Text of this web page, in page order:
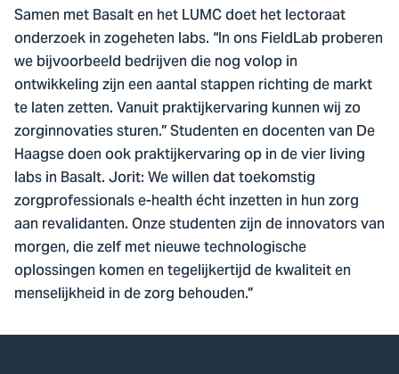
Samen met Basalt en het LUMC doet het lectoraat
onderzoek in zogeheten labs. “In ons FieldLab proberen
we bijvoorbeeld bedrijven die nog volop in
ontwikkeling zijn een aantal stappen richting de markt
te laten zetten. Vanuit praktijkervaring kunnen wij zo
zorginnovaties sturen.” Studenten en docenten van De
Haagse doen ook praktijkervaring op in de vier living
labs in Basalt. Jorit: We willen dat toekomstig
zorgprofessionals e-health écht inzetten in hun zorg
aan revalidanten. Onze studenten zijn de innovators van
morgen, die zelf met nieuwe technologische
oplossingen komen en tegelijkertijd de kwaliteit en
menselijkheid in de zorg behouden.”